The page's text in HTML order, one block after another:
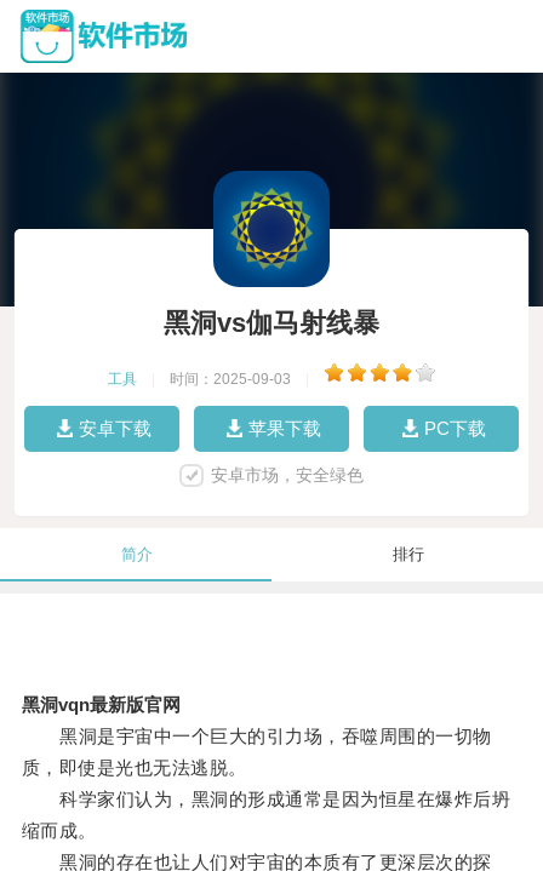
黑洞vs伽马射线暴
工具 时间：2025-09-03
安卓下载 苹果下载 PC下载
安卓市场，安全绿色
简介 排行
黑洞vqn最新版官网
黑洞是宇宙中一个巨大的引力场，吞噬周围的一切物
质，即使是光也无法逃脱。
科学家们认为，黑洞的形成通常是因为恒星在爆炸后坍
缩而成。
黑洞的存在也让人们对宇宙的本质有了更深层次的探